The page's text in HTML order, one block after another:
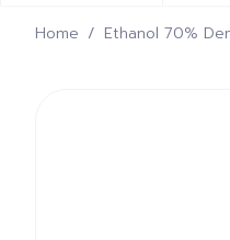
Home / Ethanol 70%
Ethanol